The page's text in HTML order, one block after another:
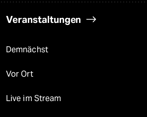
Veranstaltungen
Demnächst
Vor Ort
Live im Stream